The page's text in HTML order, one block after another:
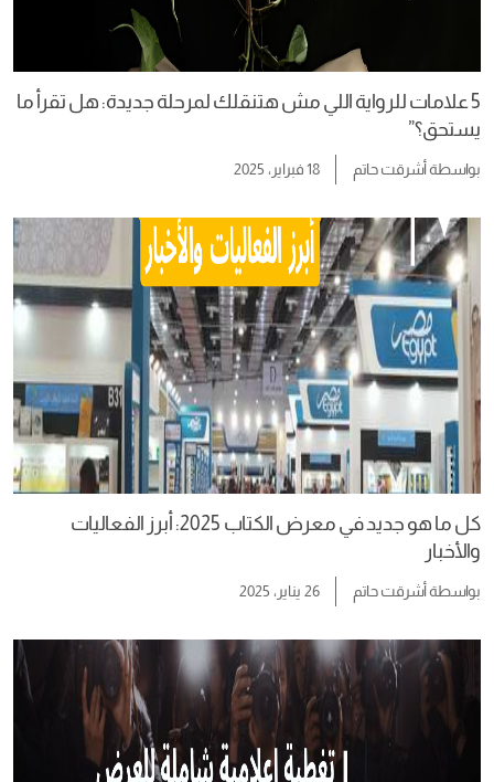
5 علامات للرواية اللي مش هتنقلك لمرحلة جديدة: هل تقرأ ما
يستحق؟”
بواسطةأشرقت حاتم 18 فبراير، 2025
كل ما هو جديد في معرض الكتاب 2025: أبرز الفعاليات
والأخبار
بواسطةأشرقت حاتم 26 يناير، 2025